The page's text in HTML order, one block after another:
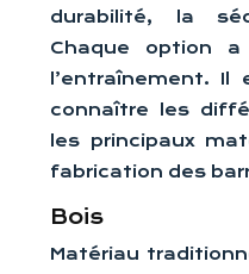
durabilité, la
Chaque option
l’entraînement.
connaître les
les principaux
fabrication des
Bois
Matériau